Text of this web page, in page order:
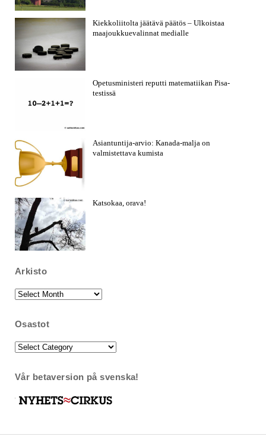
Kiekkoliitolta jäätävä päätös – Ulkoistaa
maajoukkuevalinnat medialle
Opetusministeri reputti matematiikan Pisa-
testissä
Asiantuntija-arvio: Kanada-malja on
valmistettava kumista
Katsokaa, orava!
Arkisto
Arkisto
Osastot
Osastot
Vår betaversion på svenska!